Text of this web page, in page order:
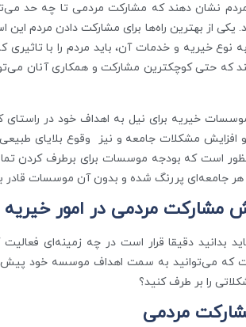
نشان دهند که مشارکت مردمی تا چه حد
یکی از بهترین راه‌ها برای مشارکت دادن
نوع خیریه و خدمات آن، باید مردم را با تاثیری
که حتی کوچکترین مشارکت و همکاری آنان
خیریه برای نیل به اهداف خود در
و افزایش مشکلات جامعه و نیز وقوع بلایای
است که بودجه موسسات برای برطرف کردن
هر جامعه‌ای پررنگ شده و بدون آن موسسات قادر
مشارکت مردمی در امور خیریه
بدانید دقیقا قرار است در چه زمینه‌ای
که می‌توانید به سمت اهداف موسسه خود پیش
را بر طرف کنید؟
مردمی